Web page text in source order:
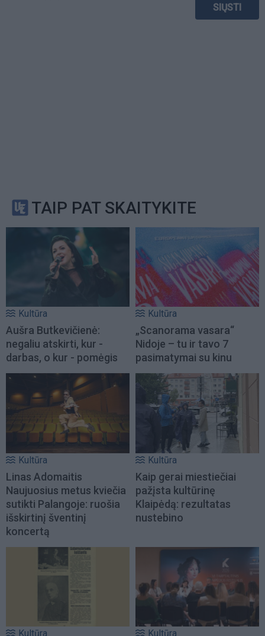
TAIP PAT SKAITYKITE
Kultūra
Aušra Butkevičienė:
negaliu atskirti, kur -
darbas, o kur - pomėgis
Kultūra
„Scanorama vasara“
Nidoje – tu ir tavo 7
pasimatymai su kinu
Kultūra
Linas Adomaitis
Naujuosius metus kviečia
sutikti Palangoje: ruošia
išskirtinį šventinį
koncertą
Kultūra
Kaip gerai miestiečiai
pažįsta kultūrinę
Klaipėdą: rezultatas
nustebino
Kultūra Kultūra